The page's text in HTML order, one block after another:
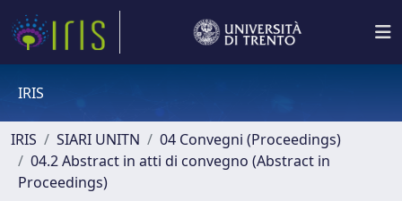
IRIS
IRIS SIARI UNITN
04 Convegni (Proceedings)
04.2 Abstract in atti di convegno (Abstract in
Proceedings)